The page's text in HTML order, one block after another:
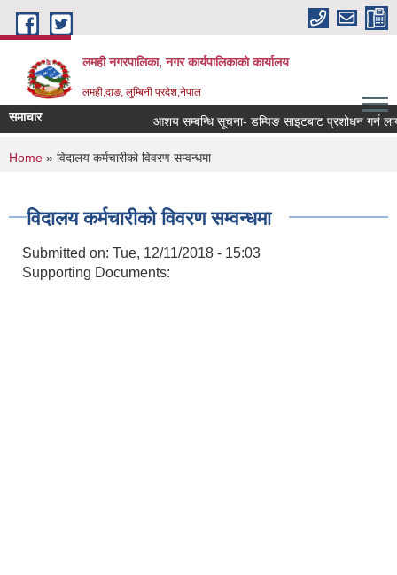
Skip to main content
लमही नगरपालिका, नगर कार्यपालिकाको कार्यालय
लमही,दाङ, लुम्बिनी प्रदेश,नेपाल
समाचार आशय सम्बन्धि सूचना- डम्पिङ साइटबाट प्रशोधन गर्न
You are here
Home » विदालय कर्मचारीको विवरण सम्वन्धमा
विदालय कर्मचारीको विवरण सम्वन्धमा
Submitted on: Tue, 12/11/2018 - 15:03
Supporting Documents: